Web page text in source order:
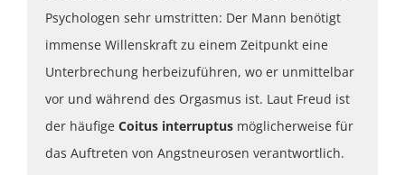
Psychologen sehr umstritten: Der Mann benötigt
immense Willenskraft zu einem Zeitpunkt eine
Unterbrechung herbeizuführen, wo er unmittelbar
vor und während des Orgasmus ist. Laut Freud ist
der häufige Coitus interruptus möglicherweise für
das Auftreten von Angstneurosen verantwortlich.